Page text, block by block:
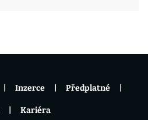
Inzerce Předplatné
Kariéra